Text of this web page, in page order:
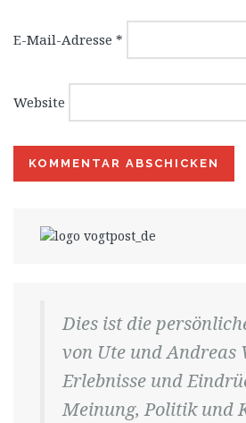
E-Mail-Adresse *
Website
Dies ist die
von Ute und Andreas
Erlebnisse und
Meinung, Politik und